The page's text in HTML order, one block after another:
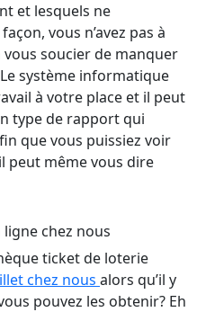
et lesquels ne
vous n’avez pas à
soucier de manquer
système informatique
à votre place et il peut
type de rapport qui
que vous puissiez voir
peut même vous dire
chez nous
chez nous alors qu’il y
pouvez les obtenir? Eh